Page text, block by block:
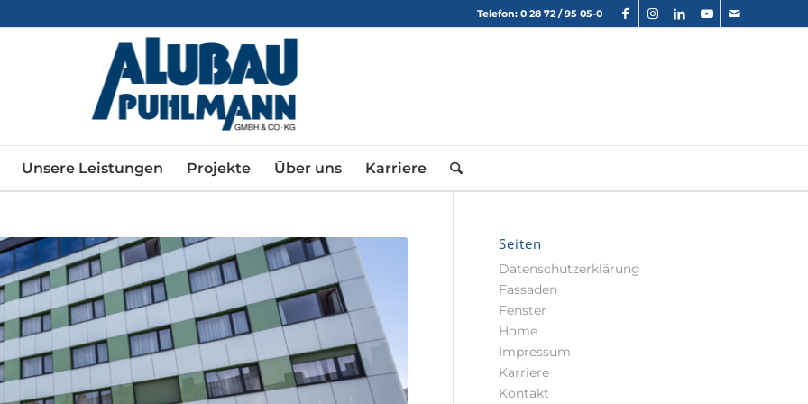
Telefon: 0 28 72 / 95 05-0
Unsere Leistungen Projekte Über uns Karriere
Seiten
Datenschutzerklärung
Fassaden
Fenster
Home
Impressum
Karriere
Kontakt